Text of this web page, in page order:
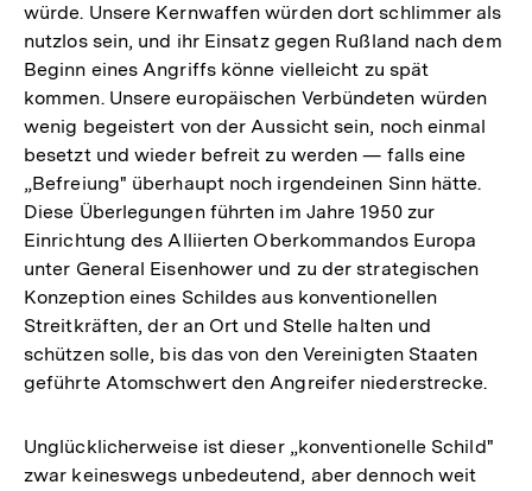
würde. Unsere Kernwaffen würden dort schlimmer als
nutzlos sein, und ihr Einsatz gegen Rußland nach dem
Beginn eines Angriffs könne vielleicht zu spät
kommen. Unsere europäischen Verbündeten würden
wenig begeistert von der Aussicht sein, noch einmal
besetzt und wieder befreit zu werden — falls eine
„Befreiung" überhaupt noch irgendeinen Sinn hätte.
Diese Überlegungen führten im Jahre 1950 zur
Einrichtung des Alliierten Oberkommandos Europa
unter General Eisenhower und zu der strategischen
Konzeption eines Schildes aus konventionellen
Streitkräften, der an Ort und Stelle halten und
schützen solle, bis das von den Vereinigten Staaten
geführte Atomschwert den Angreifer niederstrecke.
Unglücklicherweise ist dieser „konventionelle Schild"
zwar keineswegs unbedeutend, aber dennoch weit